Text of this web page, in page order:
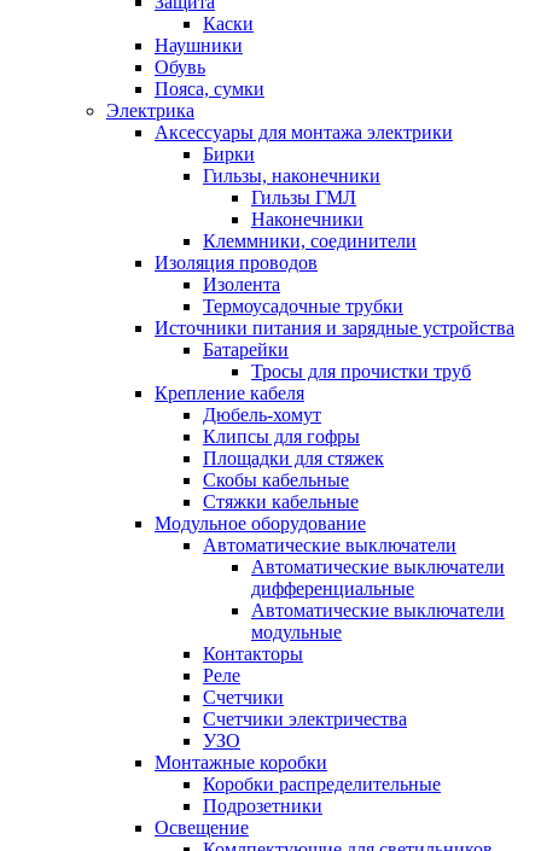
Каски
Наушники
Обувь
Пояса, сумки
Электрика
Аксессуары для монтажа электрики
Бирки
Гильзы, наконечники
Гильзы ГМЛ
Наконечники
Клеммники, соединители
Изоляция проводов
Изолента
Термоусадочные трубки
Источники питания и зарядные устройства
Батарейки
Тросы для прочистки труб
Крепление кабеля
Дюбель-хомут
Клипсы для гофры
Площадки для стяжек
Скобы кабельные
Стяжки кабельные
Модульное оборудование
Автоматические выключатели
Автоматические выключатели
дифференциальные
Автоматические выключатели
модульные
Контакторы
Реле
Счетчики
Счетчики электричества
УЗО
Монтажные коробки
Коробки распределительные
Подрозетники
Освещение